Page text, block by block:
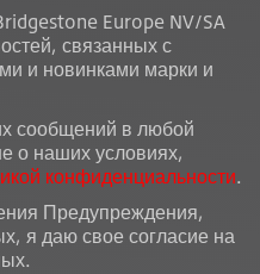
Europe NV/SA
связанных с
и новинками марки и
сообщений в любой
о наших условиях,
конфиденциальности.
Предупреждения,
я даю свое согласие на